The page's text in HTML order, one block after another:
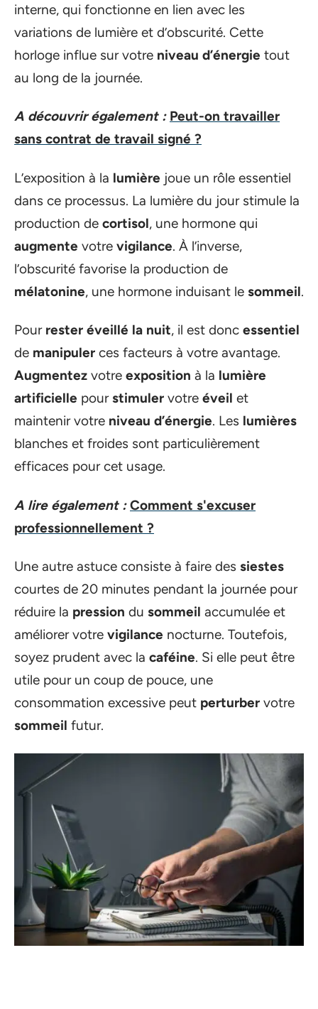
interne, qui fonctionne en lien avec les
variations de lumière et d’obscurité. Cette
horloge influe sur votre niveau d’énergie tout
au long de la journée.
A découvrir également : Peut-on travailler
sans contrat de travail signé ?
L’exposition à la lumière joue un rôle essentiel
dans ce processus. La lumière du jour stimule la
production de cortisol, une hormone qui
augmente votre vigilance. À l’inverse,
l’obscurité favorise la production de
mélatonine, une hormone induisant le sommeil.
Pour rester éveillé la nuit, il est donc essentiel
de manipuler ces facteurs à votre avantage.
Augmentez votre exposition à la lumière
artificielle pourstimuler votre éveil et
maintenir votre niveau d’énergie. Les lumières
blanches et froides sont particulièrement
efficaces pour cet usage.
A lire également : Comment s'excuser
professionnellement ?
Une autre astuce consiste à faire des siestes
courtes de 20 minutes pendant la journée pour
réduire la pression du sommeil accumulée et
améliorer votre vigilance nocturne. Toutefois,
soyez prudent avec la caféine. Si elle peut être
utile pour un coup de pouce, une
consommation excessive peut perturber votre
sommeil futur.